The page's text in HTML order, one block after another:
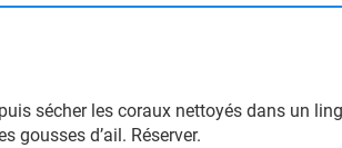
sécher les coraux nettoyés dans un
gousses d’ail. Réserver.